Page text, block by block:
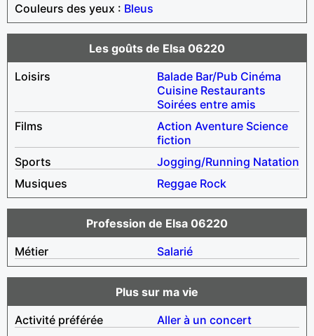
Couleurs des yeux : Bleus
Les goûts de Elsa 06220
Loisirs
Balade Bar/Pub Cinéma
Cuisine Restaurants
Soirées entre amis
Films
Action Aventure Science
fiction
Sports
Jogging/Running Natation
Musiques
Reggae Rock
Profession de Elsa 06220
Métier
Salarié
Plus sur ma vie
Activité préférée
Aller à un concert